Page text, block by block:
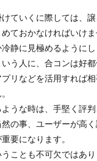
ていくに際しては、
ておかなければいけ
静に見極めるようにし
う人に、合コンは好都
リなどを活用すれば
うな時は、手堅く評
の事、ユーザーが高
要になります。
ことも不可欠ではあ